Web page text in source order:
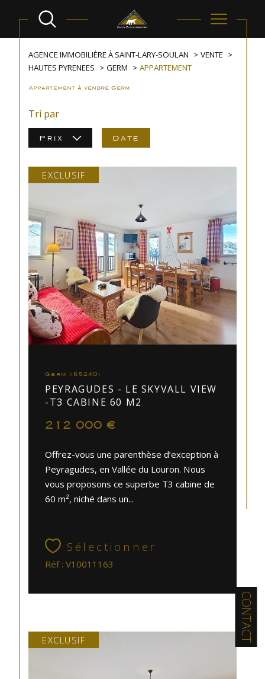
CONTACT
AGENCE IMMOBILIÈRE À SAINT-LARY-SOULAN
VENTE
HAUTES PYRENEES
GERM APPARTEMENT
Appartement à vendre Germ
Tri par
Prix Date
Germ (65240)
PEYRAGUDES - LE SKYVALL VIEW
-T3 CABINE 60 M2
212 000 €
Offrez-vous une parenthèse d’exception à
Peyragudes, en Vallée du Louron. Nous
vous proposons ce superbe T3 cabine de
60 m², niché dans un...
Sélectionner
Réf : V10011163
EXCLUSIF
EXCLUSIF